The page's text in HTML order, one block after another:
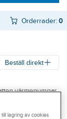
Orderrader:0
Beställ direkt
värmepumpar
lagring av cookies